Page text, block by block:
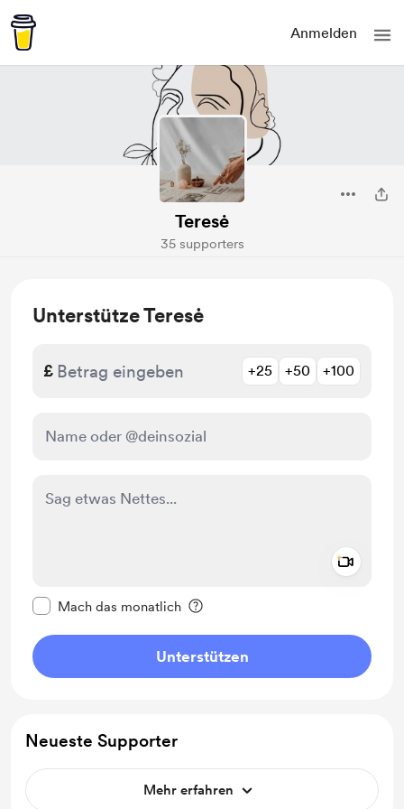
Anmelden
Teresė
35 supporters
Unterstütze Teresė
£ +25 +50 +100
Mach das monatlich
Unterstützen
Neueste Supporter
Mehr erfahren